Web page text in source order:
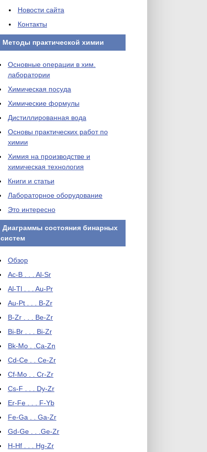
Новости сайта
Контакты
Методы практической химии
Основные операции в хим.
лаборатории
Химическая посуда
Химические формулы
Дистиллированная вода
Основы практических работ по
химии
Химия на производстве и
химическая технология
Книги и статьи
Лабораторное оборудование
Это интересно
Диаграммы состояния бинарных
систем
Обзор
Ac-B . . . Al-Sr
Al-Tl . . . Au-Pr
Au-Pt . . . B-Zr
B-Zr . . . Be-Zr
Bi-Br . . . Bi-Zr
Bk-Mo . .Ca-Zn
Cd-Ce . . Ce-Zr
Cf-Mo . . Cr-Zr
Cs-F . . . Dy-Zr
Er-Fe . . . F-Yb
Fe-Ga . . Ga-Zr
Gd-Ge . . .Ge-Zr
H-Hf . . . Hg-Zr